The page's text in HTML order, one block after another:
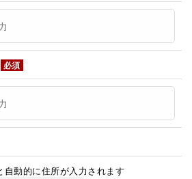
必須
自動的に住所が入力されます